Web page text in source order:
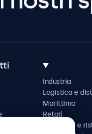
Industria
Logistica e
Marittimo
Retail
Ospitalità e